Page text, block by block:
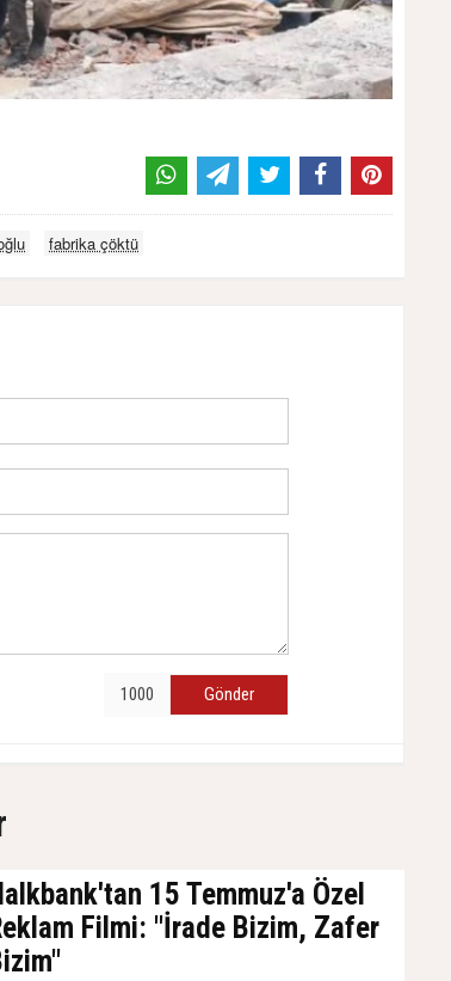
fabrika çöktü
Gönder
15 Temmuz'a Özel
Filmi: "İrade Bizim, Zafer